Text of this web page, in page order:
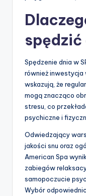
spędzić
Spędzenie dnia w
również inwestycja
wskazują, że
mogą znacząco
stresu, co
psychiczne i
Odwiedzający
jakości snu oraz
American Spa
zabiegów
samopoczucie
Wybór